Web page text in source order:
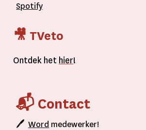
Spotify
🎥 TVeto
Ontdek het hier!
📬 Contact
🖊Word medewerker!